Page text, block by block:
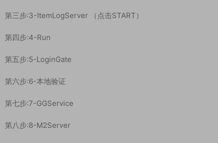
MD5值和大小值
启动游戏：
第一步:1-启动网站 （点击启动 显示两个绿灯为正常）
第二步:2-DBServer （点击START ENGINE）